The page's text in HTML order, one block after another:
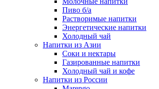
Пиво б/а
Растворимые напитки
Энергетические напитки
Холодный чай
Напитки из Азии
Соки и нектары
Газированные напитки
Холодный чай и кофе
Напитки из России